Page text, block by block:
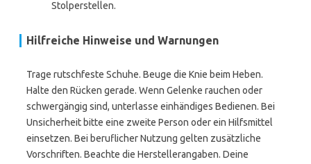
Stolperstellen.
Hilfreiche Hinweise und Warnungen
Trage rutschfeste Schuhe. Beuge die Knie beim Heben.
Halte den Rücken gerade. Wenn Gelenke rauchen oder
schwergängig sind, unterlasse einhändiges Bedienen. Bei
Unsicherheit bitte eine zweite Person oder ein Hilfsmittel
einsetzen. Bei beruflicher Nutzung gelten zusätzliche
Vorschriften. Beachte die Herstellerangaben. Deine